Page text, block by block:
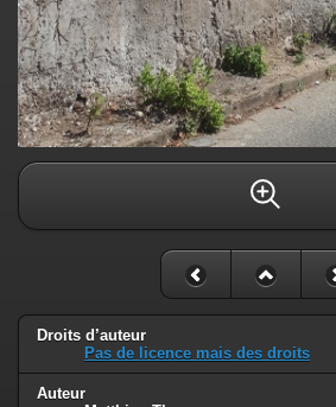
Droits d’auteur
Pas de licence mais des droits
Auteur